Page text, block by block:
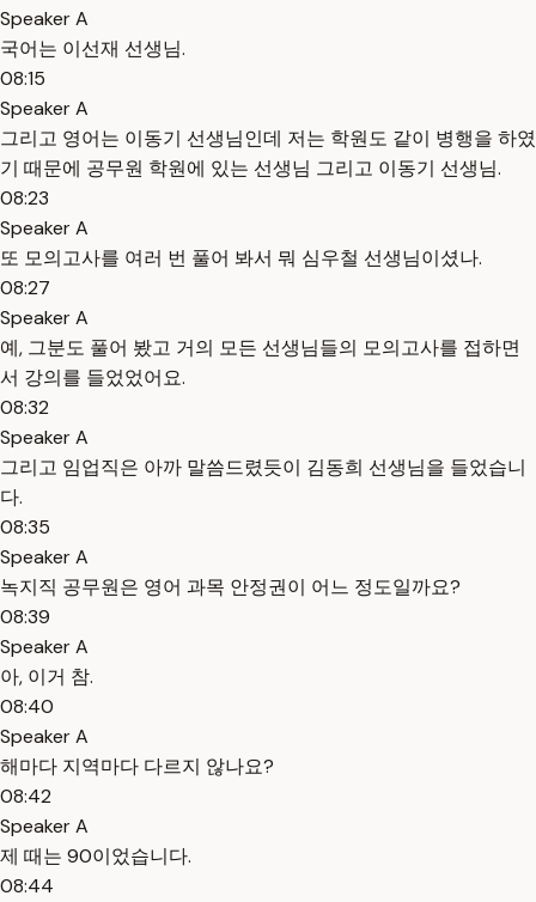
Speaker A
국어는 이선재 선생님.
08:15
Speaker A
그리고 영어는 이동기 선생님인데 저는 학원도 같이 병행을 하였
기 때문에 공무원 학원에 있는 선생님 그리고 이동기 선생님.
08:23
Speaker A
또 모의고사를 여러 번 풀어 봐서 뭐 심우철 선생님이셨나.
08:27
Speaker A
예, 그분도 풀어 봤고 거의 모든 선생님들의 모의고사를 접하면
서 강의를 들었었어요.
08:32
Speaker A
그리고 임업직은 아까 말씀드렸듯이 김동희 선생님을 들었습니
다.
08:35
Speaker A
녹지직 공무원은 영어 과목 안정권이 어느 정도일까요?
08:39
Speaker A
아, 이거 참.
08:40
Speaker A
해마다 지역마다 다르지 않나요?
08:42
Speaker A
제 때는 90이었습니다.
08:44